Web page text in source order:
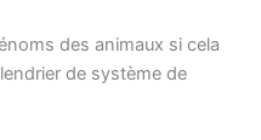
des animaux si cela
de système de